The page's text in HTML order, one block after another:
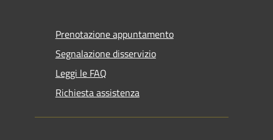
Prenotazione appuntamento
Segnalazione disservizio
Leggi le FAQ
Richiesta assistenza